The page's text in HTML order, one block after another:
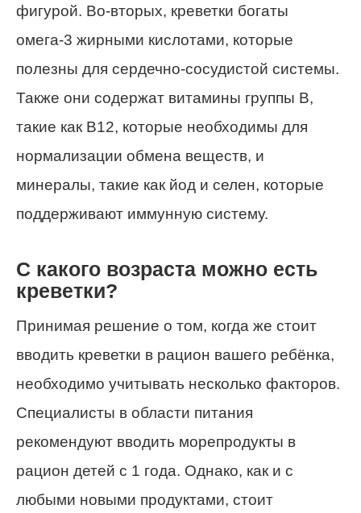
фигурой. Во-вторых, креветки богаты
омега-3 жирными кислотами, которые
полезны для сердечно-сосудистой системы.
Также они содержат витамины группы B,
такие как B12, которые необходимы для
нормализации обмена веществ, и
минералы, такие как йод и селен, которые
поддерживают иммунную систему.
С какого возраста можно есть
креветки?
Принимая решение о том, когда же стоит
вводить креветки в рацион вашего ребёнка,
необходимо учитывать несколько факторов.
Специалисты в области питания
рекомендуют вводить морепродукты в
рацион детей с 1 года. Однако, как и с
любыми новыми продуктами, стоит